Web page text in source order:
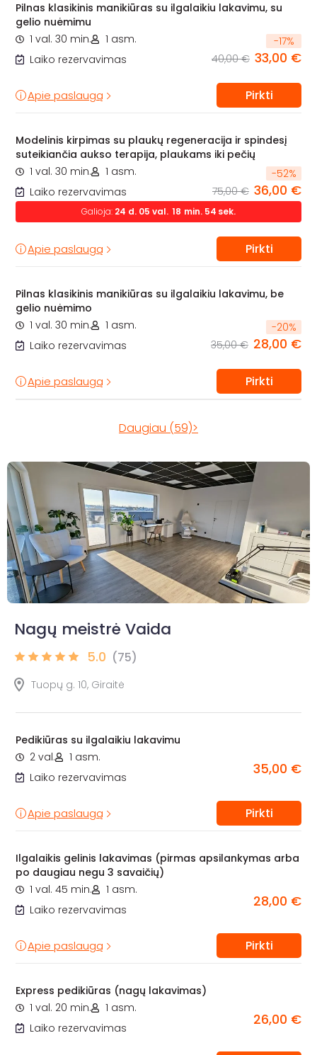
Pilnas klasikinis manikiūras su ilgalaikiu lakavimu, su
gelio nuėmimu
1 val. 30 min.
1 asm.
Laiko rezervavimas
-17%
40,00 € 33,00 €
Apie paslaugą Pirkti
Modelinis kirpimas su plaukų regeneracija ir spindesį
suteikiančia aukso terapija, plaukams iki pečių
1 val. 30 min.
1 asm.
Laiko rezervavimas
-52%
75,00 € 36,00 €
Galioja: 24 d. 05 val. 18 min. 53 sek.
Apie paslaugą Pirkti
Pilnas klasikinis manikiūras su ilgalaikiu lakavimu, be
gelio nuėmimo
1 val. 30 min.
1 asm.
Laiko rezervavimas
-20%
35,00 € 28,00 €
Apie paslaugą Pirkti
Daugiau (59)>
Nagų meistrė Vaida
5.0 (75)
Tuopų g. 10, Giraitė
Pedikiūras su ilgalaikiu lakavimu
2 val.
1 asm.
Laiko rezervavimas
35,00 €
Apie paslaugą Pirkti
Ilgalaikis gelinis lakavimas (pirmas apsilankymas arba
po daugiau negu 3 savaičių)
1 val. 45 min.
1 asm.
Laiko rezervavimas
28,00 €
Apie paslaugą Pirkti
Express pedikiūras (nagų lakavimas)
1 val. 20 min.
1 asm.
Laiko rezervavimas
26,00 €